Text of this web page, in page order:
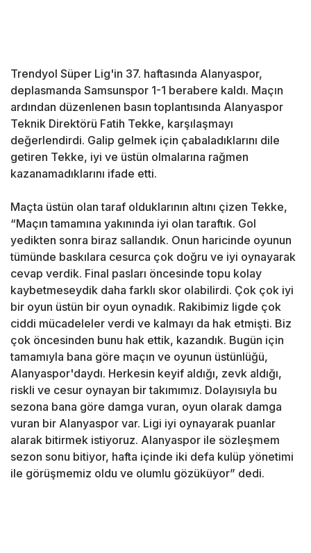
Trendyol Süper Lig'in 37. haftasında Alanyaspor,
deplasmanda Samsunspor 1-1 berabere kaldı. Maçın
ardından düzenlenen basın toplantısında Alanyaspor
Teknik Direktörü Fatih Tekke, karşılaşmayı
değerlendirdi. Galip gelmek için çabaladıklarını dile
getiren Tekke, iyi ve üstün olmalarına rağmen
kazanamadıklarını ifade etti.
Maçta üstün olan taraf olduklarının altını çizen Tekke,
“Maçın tamamına yakınında iyi olan taraftık. Gol
yedikten sonra biraz sallandık. Onun haricinde oyunun
tümünde baskılara cesurca çok doğru ve iyi oynayarak
cevap verdik. Final pasları öncesinde topu kolay
kaybetmeseydik daha farklı skor olabilirdi. Çok çok iyi
bir oyun üstün bir oyun oynadık. Rakibimiz ligde çok
ciddi mücadeleler verdi ve kalmayı da hak etmişti. Biz
çok öncesinden bunu hak ettik, kazandık. Bugün için
tamamıyla bana göre maçın ve oyunun üstünlüğü,
Alanyaspor'daydı. Herkesin keyif aldığı, zevk aldığı,
riskli ve cesur oynayan bir takımımız. Dolayısıyla bu
sezona bana göre damga vuran, oyun olarak damga
vuran bir Alanyaspor var. Ligi iyi oynayarak puanlar
alarak bitirmek istiyoruz. Alanyaspor ile sözleşmem
sezon sonu bitiyor, hafta içinde iki defa kulüp yönetimi
ile görüşmemiz oldu ve olumlu gözüküyor” dedi.